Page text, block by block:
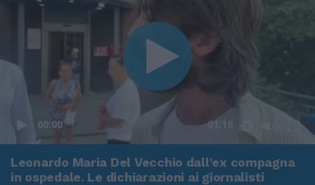
00:00 01:16
Leonardo Maria Del Vecchio dall'ex compagna
in ospedale. Le dichiarazioni ai giornalisti